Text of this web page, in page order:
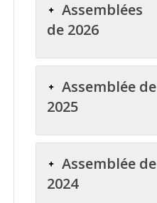
Assemblées
de 2026
Assemblée de
2025
Assemblée de
2024